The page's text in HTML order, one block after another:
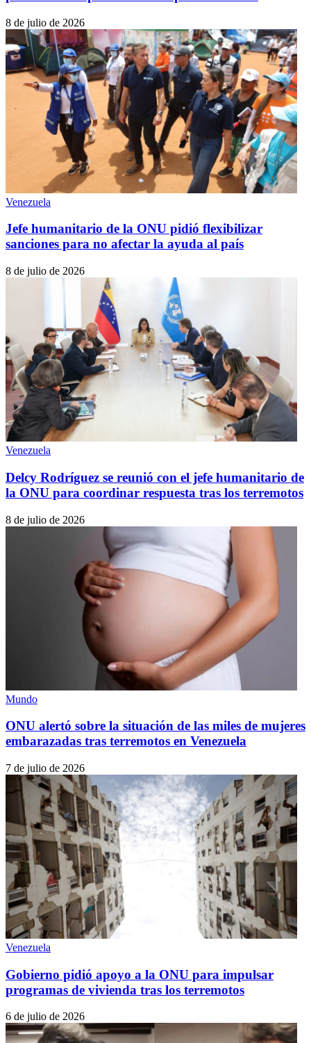
8 de julio de 2026
Venezuela
Jefe humanitario de la ONU pidió flexibilizar
sanciones para no afectar la ayuda al país
8 de julio de 2026
Venezuela
Delcy Rodríguez se reunió con el jefe humanitario de
la ONU para coordinar respuesta tras los terremotos
8 de julio de 2026
Mundo
ONU alertó sobre la situación de las miles de mujeres
embarazadas tras terremotos en Venezuela
7 de julio de 2026
Venezuela
Gobierno pidió apoyo a la ONU para impulsar
programas de vivienda tras los terremotos
6 de julio de 2026